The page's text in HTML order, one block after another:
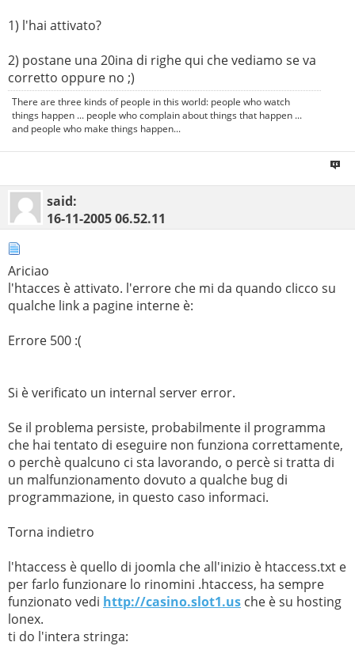
1) l'hai attivato?
2) postane una 20ina di righe qui che vediamo se va
corretto oppure no ;)
There are three kinds of people in this world: people who watch
things happen ... people who complain about things that happen ...
and people who make things happen...
said:
16-11-200506.52.11
Ariciao
l'htacces è attivato. l'errore che mi da quando clicco su
qualche link a pagine interne è:
Errore 500 :(
Si è verificato un internal server error.
Se il problema persiste, probabilmente il programma
che hai tentato di eseguire non funziona correttamente,
o perchè qualcuno ci sta lavorando, o percè si tratta di
un malfunzionamento dovuto a qualche bug di
programmazione, in questo caso informaci.
Torna indietro
l'htaccess è quello di joomla che all'inizio è htaccess.txt e
per farlo funzionare lo rinomini .htaccess, ha sempre
funzionato vedi http://casino.slot1.us che è su hosting
lonex.
ti do l'intera stringa: